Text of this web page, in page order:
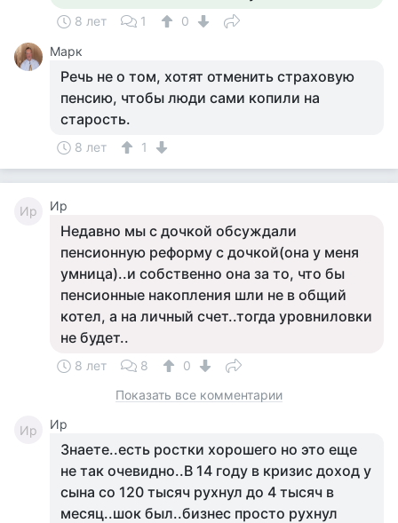
8 лет 1
0
Марк
Речь не о том, хотят отменить страховую
пенсию, чтобы люди сами копили на
старость.
8 лет 1
Ир Ир
Недавно мы с дочкой обсуждали
пенсионную реформу с дочкой(она у меня
умница)..и собственно она за то, что бы
пенсионные накопления шли не в общий
котел, а на личный счет..тогда уровниловки
не будет..
8 лет 8
0
Показать все комментарии
Ир Ир
Знаете..есть ростки хорошего но это еще
не так очевидно..В 14 году в кризис доход у
сына со 120 тысяч рухнул до 4 тысяч в
месяц..шок был..бизнес просто рухнул